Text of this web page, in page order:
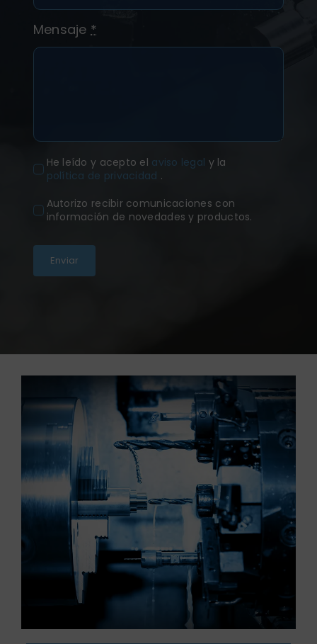
Mensaje*
He leído y acepto el aviso legal y la
política de privacidad .
Autorizo recibir comunicaciones con
información de novedades y productos.
Enviar